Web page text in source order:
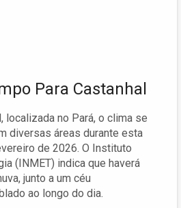
Para Castanhal
localizada no Pará, o clima se
diversas áreas durante esta
de 2026. O Instituto
(INMET) indica que haverá
junto a um céu
ao longo do dia.